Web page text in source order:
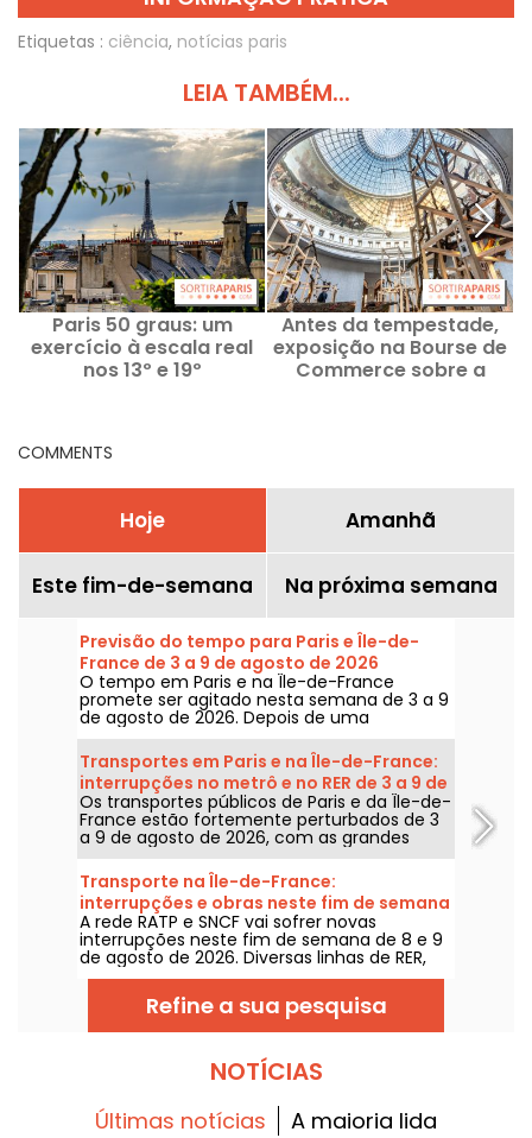
Etiquetas : ciência, notícias paris
LEIA TAMBÉM...
Paris 50 graus: um
exercício à escala real
nos 13º e 19º
Antes da tempestade,
exposição na Bourse de
Commerce sobre a
COMMENTS
Hoje Amanhã
Este fim-de-semana Na próxima semana
Previsão do tempo para Paris e Île-de-
France de 3 a 9 de agosto de 2026
O tempo em Paris e na Île-de-France
promete ser agitado nesta semana de 3 a 9
de agosto de 2026. Depois de uma
segunda-feira de calor extremo, com risco
de tempestades, as temperaturas vão cair
gradualmente antes do retorno de tempo
mais quente e ensolarado para o fim de
semana.
Transportes em Paris e na Île-de-France:
interrupções no metrô e no RER de 3 a 9 de
agosto de 2026
Os transportes públicos de Paris e da Île-de-
France estão fortemente perturbados de 3
a 9 de agosto de 2026, com as grandes
obras de verão que afetam gravemente
algumas linhas, segundo a RATP e a SNCF.
Transporte na Île-de-France:
interrupções e obras neste fim de semana
de 8 e 9 de agosto de 2026
A rede RATP e SNCF vai sofrer novas
interrupções neste fim de semana de 8 e 9
de agosto de 2026. Diversas linhas de RER,
Transilien e metrô estarão sujeitas a obras e
interrupções; damos tudo para ajudar você
a planejar seus deslocamentos.
Refine a sua pesquisa
NOTÍCIAS
Últimas notícias A maioria lida